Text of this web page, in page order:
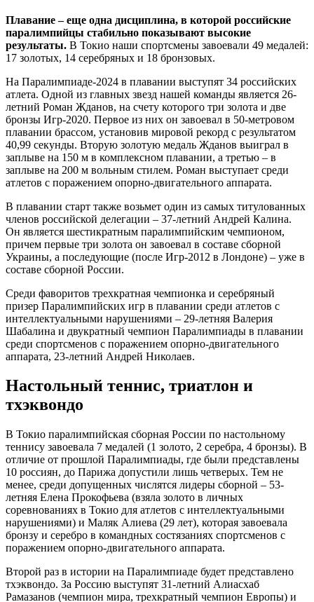
Плавание – еще одна дисциплина, в которой российские
паралимпийцы стабильно показывают высокие
результаты. В Токио наши спортсмены завоевали 49 медалей:
17 золотых, 14 серебряных и 18 бронзовых.
На Паралимпиаде-2024 в плавании выступят 34 российских
атлета. Одной из главных звезд нашей команды является 26-
летний Роман Жданов, на счету которого три золота и две
бронзы Игр-2020. Первое из них он завоевал в 50-метровом
плавании брассом, установив мировой рекорд с результатом
40,99 секунды. Вторую золотую медаль Жданов выиграл в
заплыве на 150 м в комплексном плавании, а третью – в
заплыве на 200 м вольным стилем. Роман выступает среди
атлетов с поражением опорно-двигательного аппарата.
В плавании старт также возьмет один из самых титулованных
членов российской делегации – 37-летний Андрей Калина.
Он является шестикратным паралимпийским чемпионом,
причем первые три золота он завоевал в составе сборной
Украины, а последующие (после Игр-2012 в Лондоне) – уже в
составе сборной России.
Среди фаворитов трехкратная чемпионка и серебряный
призер Паралимпийских игр в плавании среди атлетов с
интеллектуальными нарушениями – 29-летняя Валерия
Шабалина и двукратный чемпион Паралимпиады в плавании
среди спортсменов с поражением опорно-двигательного
аппарата, 23-летний Андрей Николаев.
Настольный теннис, триатлон и
тхэквондо
В Токио паралимпийская сборная России по настольному
теннису завоевала 7 медалей (1 золото, 2 серебра, 4 бронзы). В
отличие от прошлой Паралимпиады, где были представлены
10 россиян, до Парижа допустили лишь четверых. Тем не
менее, среди допущенных числятся лидеры сборной – 53-
летняя Елена Прокофьева (взяла золото в личных
соревнованиях в Токио для атлетов с интеллектуальными
нарушениями) и Маляк Алиева (29 лет), которая завоевала
бронзу и серебро в командных состязаниях спортсменов с
поражением опорно-двигательного аппарата.
Второй раз в истории на Паралимпиаде будет представлено
тхэквондо. За Россию выступят 31-летний Алиасхаб
Рамазанов (чемпион мира, трехкратный чемпион Европы) и